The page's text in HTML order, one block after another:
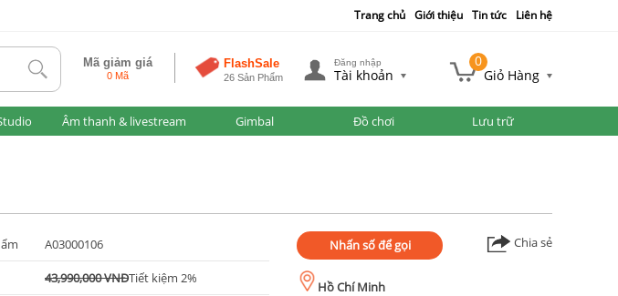
Trang chủ Giới thiệu Tin tức Liên hệ
tlk Mã giảm giá
0 Mã
FlashSale
26 Sản Phẩm
Đăng nhập
Tài khoản
0
Giỏ Hàng
Âm thanh & livestream Gimbal Đồ chơi Lưu trữ
A03000106
43,990,000 VNĐTiết kiệm 2%
Nhấn số để gọi Chia sẻ
Hồ Chí Minh